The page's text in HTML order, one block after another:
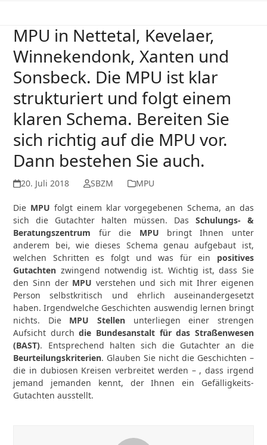
MPU in Nettetal, Kevelaer,
Winnekendonk, Xanten und
Sonsbeck. Die MPU ist klar
strukturiert und folgt einem
klaren Schema. Bereiten Sie
sich richtig auf die MPU vor.
Dann bestehen Sie auch.
20. Juli 2018 SBZM MPU
Die MPU folgt einem klar vorgegebenen Schema, an das
sich die Gutachter halten müssen. Das Schulungs- &
Beratungszentrum für die MPU bringt Ihnen unter
anderem bei, wie dieses Schema genau aufgebaut ist,
welchen Schritten es folgt und was für ein positives
Gutachten zwingend notwendig ist. Wichtig ist, dass Sie
den Sinn der MPU verstehen und sich mit Ihrer eigenen
Person selbstkritisch und ehrlich auseinandergesetzt
haben. Irgendwelche Geschichten auswendig lernen bringt
nichts. Die MPU Stellen unterliegen einer strengen
Aufsicht durchdie Bundesanstalt für das Straßenwesen
(BAST). Entsprechend halten sich die Gutachter an die
Beurteilungskriterien. Glauben Sie nicht die Geschichten –
die in dubiosen Kreisen verbreitet werden – , dass irgend
jemand jemanden kennt, der Ihnen ein Gefälligkeits-
Gutachten ausstellt.